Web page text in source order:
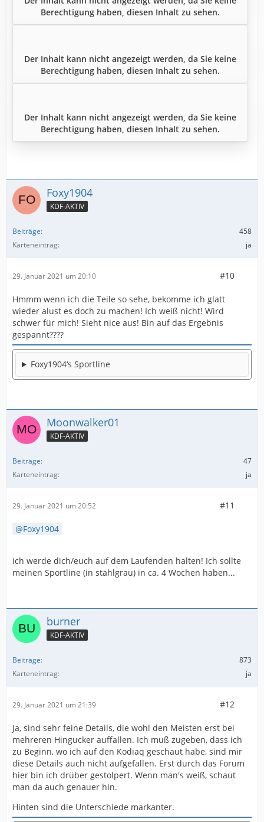
Berechtigung haben, diesen Inhalt zu sehen.
Der Inhalt kann nicht angezeigt werden, da Sie keine
Berechtigung haben, diesen Inhalt zu sehen.
Der Inhalt kann nicht angezeigt werden, da Sie keine
Berechtigung haben, diesen Inhalt zu sehen.
Foxy1904
KDF-AKTIV
Beiträge
458
Karteneintrag
ja
29. Januar 2021 um 20:10 #10
Hmmm wenn ich die Teile so sehe, bekomme ich glatt
wieder alust es doch zu machen! Ich weiß nicht! Wird
schwer für mich! Sieht nice aus! Bin auf das Ergebnis
gespannt????
Foxy1904‘s Sportline
Moonwalker01
KDF-AKTIV
Beiträge
47
Karteneintrag
ja
29. Januar 2021 um 20:52 #11
Foxy1904
ich werde dich/euch auf dem Laufenden halten! Ich sollte
meinen Sportline (in stahlgrau) in ca. 4 Wochen haben...
burner
KDF-AKTIV
Beiträge
873
Karteneintrag
ja
29. Januar 2021 um 21:39 #12
Ja, sind sehr feine Details, die wohl den Meisten erst bei
mehreren Hingucker auffallen. Ich muß zugeben, dass ich
zu Beginn, wo ich auf den Kodiaq geschaut habe, sind mir
diese Details auch nicht aufgefallen. Erst durch das Forum
hier bin ich drüber gestolpert. Wenn man's weiß, schaut
man da auch genauer hin.
Hinten sind die Unterschiede markanter.